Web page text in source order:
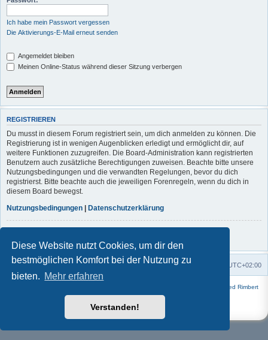
Diese Website nutzt Cookies, um dir den
bestmöglichen Komfort bei der Nutzung zu
bieten. Mehr erfahren
Verstanden!
Ich habe mein Passwort vergessen
Die Aktivierungs-E-Mail erneut senden
Angemeldet bleiben
Meinen Online-Status während dieser Sitzung verbergen
REGISTRIEREN
Du musst in diesem Forum registriert sein, um dich anmelden zu können. Die
Registrierung ist in wenigen Augenblicken erledigt und ermöglicht dir, auf
weitere Funktionen zuzugreifen. Die Board-Administration kann registrierten
Benutzern auch zusätzliche Berechtigungen zuweisen. Beachte bitte unsere
Nutzungsbedingungen und die verwandten Regelungen, bevor du dich
registrierst. Bitte beachte auch die jeweiligen Forenregeln, wenn du dich in
diesem Board bewegst.
Nutzungsbedingungen | Datenschutzerklärung
Foren-Übersicht Alle Zeiten sind UTC+02:00
Fred Rimbert
phpBB.de
Datenschutz|Nutzungsbedingungen